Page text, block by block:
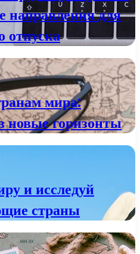
для
отпуска
мира:
новые горизонты
и исследуй
страны